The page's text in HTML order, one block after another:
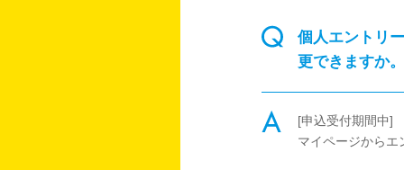
個人エントリ
更できますか。
[申込受付期間中]
マイページからエ